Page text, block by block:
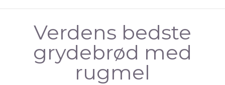
Verdens bedste
grydebrød med
rugmel